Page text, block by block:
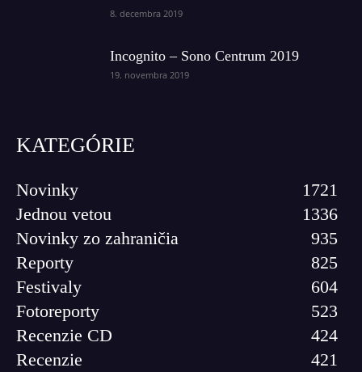
8. decembra 2019
Incognito – Sono Centrum 2019
19. novembra 2019
KATEGÓRIE
Novinky
1721
Jednou vetou
1336
Novinky zo zahraničia
935
Reporty
825
Festivaly
604
Fotoreporty
523
Recenzie CD
424
Recenzie
421